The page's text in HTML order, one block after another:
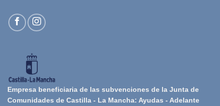
Empresa beneficiaria de las subvenciones de la Junta de
Comunidades de Castilla - La Mancha: Ayudas - Adelante